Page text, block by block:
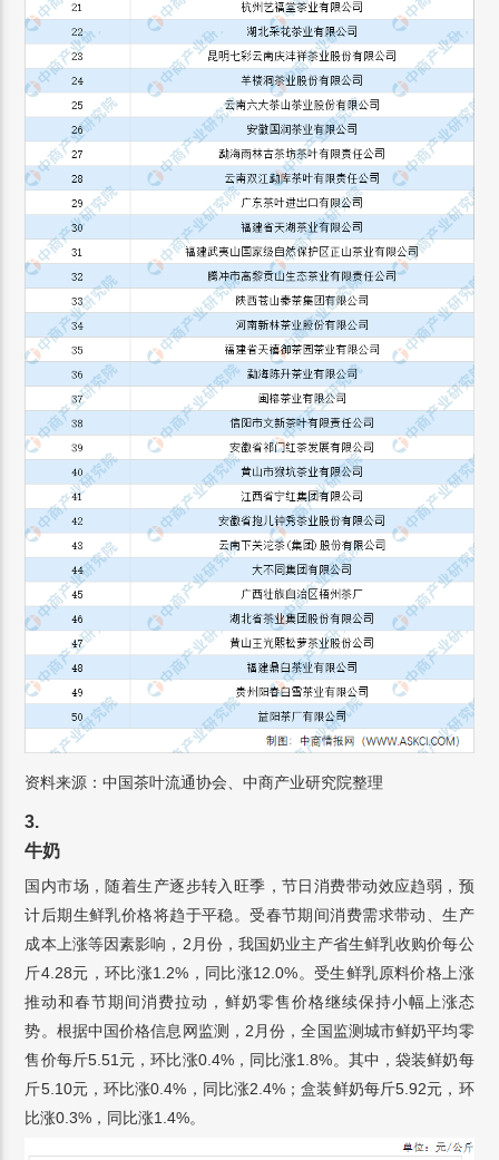
资料来源：中国茶叶流通协会、中商产业研究院整理
3.
牛奶
国内市场，随着生产逐步转入旺季，节日消费带动效应趋弱，预
计后期生鲜乳价格将趋于平稳。受春节期间消费需求带动、生产
成本上涨等因素影响，2月份，我国奶业主产省生鲜乳收购价每公
斤4.28元，环比涨1.2%，同比涨12.0%。受生鲜乳原料价格上涨
推动和春节期间消费拉动，鲜奶零售价格继续保持小幅上涨态
势。根据中国价格信息网监测，2月份，全国监测城市鲜奶平均零
售价每斤5.51元，环比涨0.4%，同比涨1.8%。其中，袋装鲜奶每
斤5.10元，环比涨0.4%，同比涨2.4%；盒装鲜奶每斤5.92元，环
比涨0.3%，同比涨1.4%。